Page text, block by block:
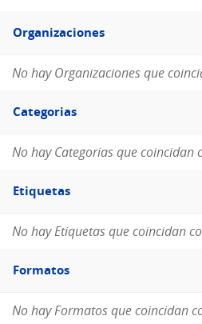
Filtro
Organizaciones
Organizaciones
No hay Organizaciones que
Filtro
Categorias
Categorias
No hay Categorias que coincidan
Filtro
Etiquetas
Etiquetas
No hay Etiquetas que coincidan
Filtro
Formatos
Formatos
No hay Formatos que coincidan